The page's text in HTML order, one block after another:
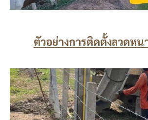
ตัวอย่างการติดตั้งลวดหน